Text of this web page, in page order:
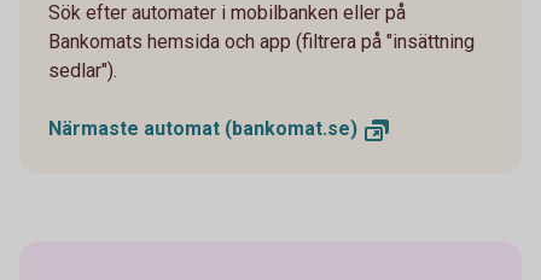
Sök efter automater i mobilbanken eller på
Bankomats hemsida och app (filtrera på "insättning
sedlar").
Närmaste automat (bankomat.se)